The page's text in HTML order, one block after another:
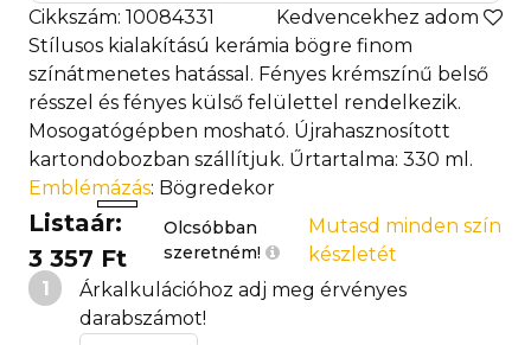
Cikkszám: 10084331
Kedvencekhez adom
Stílusos kialakítású kerámia bögre finom
színátmenetes hatással. Fényes krémszínű belső
résszel és fényes külső felülettel rendelkezik.
Mosogatógépben mosható. Újrahasznosított
kartondobozban szállítjuk. Űrtartalma: 330 ml.
Emblémázás: Bögredekor
Listaár:
3 357 Ft
Olcsóbban
szeretném!
Mutasd minden szín
készletét
1
Árkalkulációhoz adj meg érvényes
darabszámot!